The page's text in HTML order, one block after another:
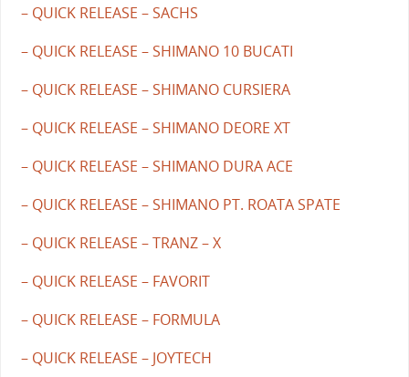
– QUICK RELEASE – SACHS
– QUICK RELEASE – SHIMANO 10 BUCATI
– QUICK RELEASE – SHIMANO CURSIERA
– QUICK RELEASE – SHIMANO DEORE XT
– QUICK RELEASE – SHIMANO DURA ACE
– QUICK RELEASE – SHIMANO PT. ROATA SPATE
– QUICK RELEASE – TRANZ – X
– QUICK RELEASE – FAVORIT
– QUICK RELEASE – FORMULA
– QUICK RELEASE – JOYTECH